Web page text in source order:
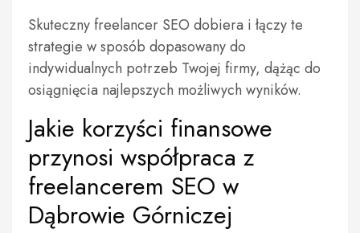
Skuteczny freelancer SEO dobiera i łączy te
strategie w sposób dopasowany do
indywidualnych potrzeb Twojej firmy, dążąc do
osiągnięcia najlepszych możliwych wyników.
Jakie korzyści finansowe
przynosi współpraca z
freelancerem SEO w
Dąbrowie Górniczej